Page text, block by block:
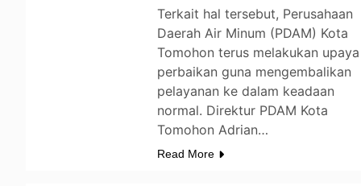
Terkait hal tersebut, Perusahaan
Daerah Air Minum (PDAM) Kota
Tomohon terus melakukan upaya
perbaikan guna mengembalikan
pelayanan ke dalam keadaan
normal. Direktur PDAM Kota
Tomohon Adrian…
Read More